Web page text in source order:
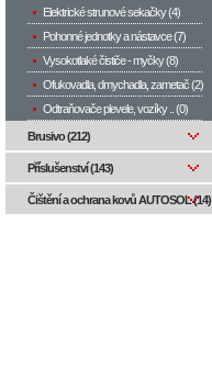
Elektrické strunové sekačky (4)
Pohonné jednotky a nástavce (7)
Vysokotlaké čističe - myčky (8)
Ofukovadla, dmychadla, zametač (2)
Odtraňovače plevele, vozíky .. (0)
Brusivo (212)
Příslušenství (143)
Čištění a ochrana kovů AUTOSOL (14)